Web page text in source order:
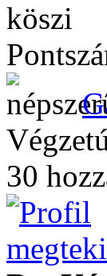
köszi
30